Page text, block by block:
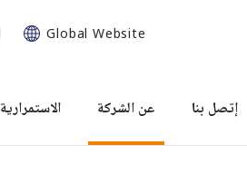
إتصل بنا عن الشركة الاستمرارية
Global Website